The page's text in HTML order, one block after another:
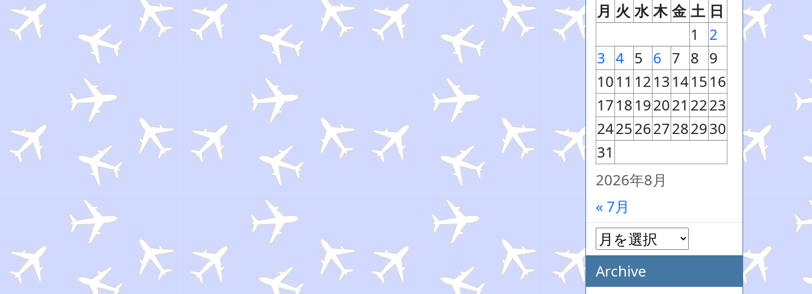
2026年8月
月 火 水 木 金 土 日
1
2
3 4 5 6 7 8 9
1011 1213141516
1718192021 2223
24252627282930
31
« 7月
Archive